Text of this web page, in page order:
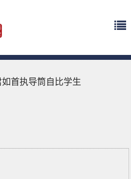
如首执导筒自比学生